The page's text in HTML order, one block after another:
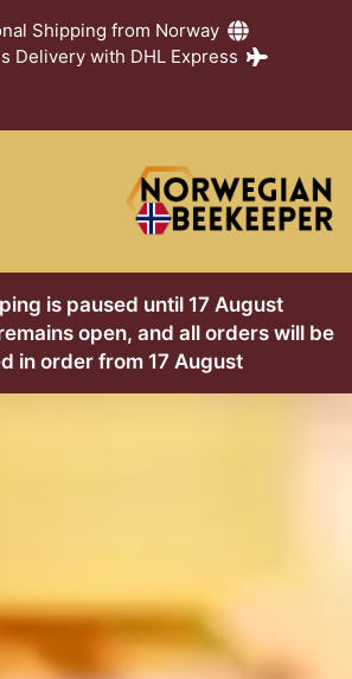
International Shipping from
Fast Express Delivery with DHL
Order shipping is paused until
The online store remains open, and
shipped in order from 17